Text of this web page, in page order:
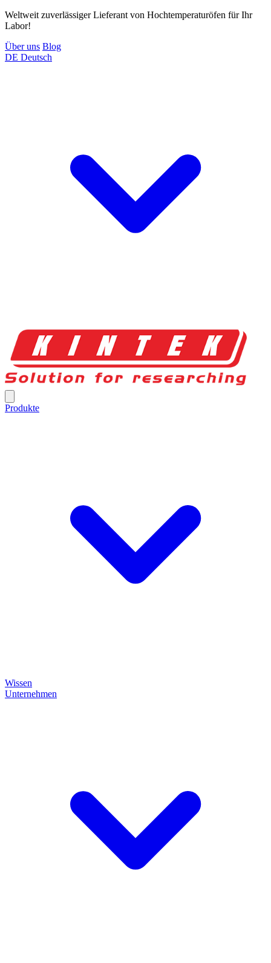
Weltweit zuverlässiger Lieferant von Hochtemperaturöfen für Ihr
Labor!
Über uns Blog
DE Deutsch
Produkte
Wissen
Unternehmen